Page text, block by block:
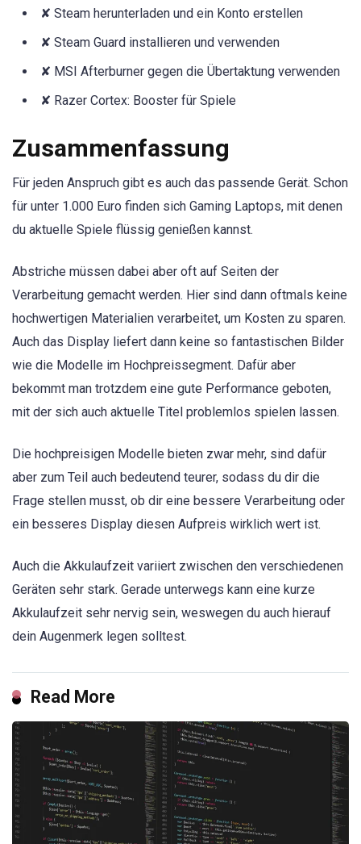
✘ Steam herunterladen und ein Konto erstellen
✘ Steam Guard installieren und verwenden
✘ MSI Afterburner gegen die Übertaktung verwenden
✘ Razer Cortex: Booster für Spiele
Zusammenfassung
Für jeden Anspruch gibt es auch das passende Gerät. Schon
für unter 1.000 Euro finden sich Gaming Laptops, mit denen
du aktuelle Spiele flüssig genießen kannst.
Abstriche müssen dabei aber oft auf Seiten der
Verarbeitung gemacht werden. Hier sind dann oftmals keine
hochwertigen Materialien verarbeitet, um Kosten zu sparen.
Auch das Display liefert dann keine so fantastischen Bilder
wie die Modelle im Hochpreissegment. Dafür aber
bekommt man trotzdem eine gute Performance geboten,
mit der sich auch aktuelle Titel problemlos spielen lassen.
Die hochpreisigen Modelle bieten zwar mehr, sind dafür
aber zum Teil auch bedeutend teurer, sodass du dir die
Frage stellen musst, ob dir eine bessere Verarbeitung oder
ein besseres Display diesen Aufpreis wirklich wert ist.
Auch die Akkulaufzeit variiert zwischen den verschiedenen
Geräten sehr stark. Gerade unterwegs kann eine kurze
Akkulaufzeit sehr nervig sein, weswegen du auch hierauf
dein Augenmerk legen solltest.
Read More